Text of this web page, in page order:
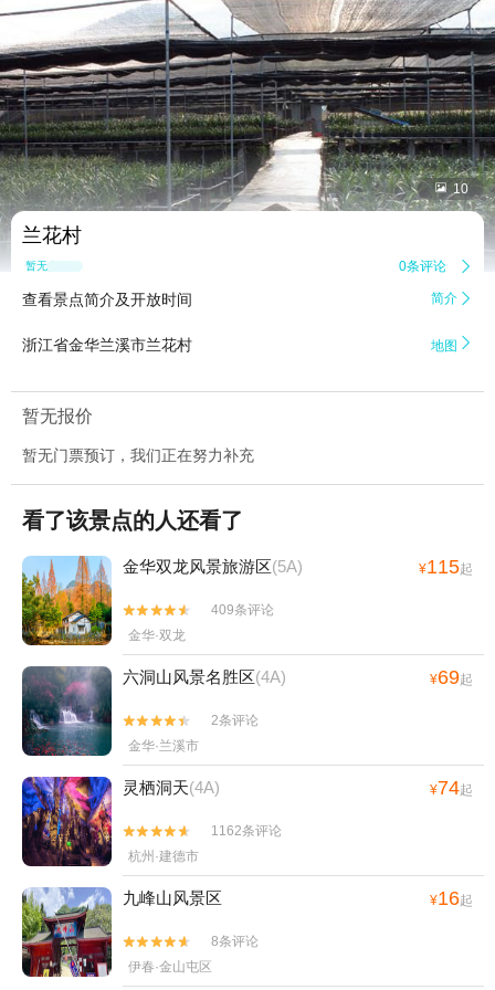
 10
兰花村
暂无点评 0条评论 
查看景点简介及开放时间 简介 
浙江省金华兰溪市兰花村 地图 
暂无报价
暂无门票预订，我们正在努力补充
看了该景点的人还看了
金华双龙风景旅游区(5A) ¥115起


409条评论
金华·双龙
六洞山风景名胜区(4A) ¥69起


2条评论
金华·兰溪市
灵栖洞天(4A) ¥74起


1162条评论
杭州·建德市
九峰山风景区 ¥16起


8条评论
伊春·金山屯区